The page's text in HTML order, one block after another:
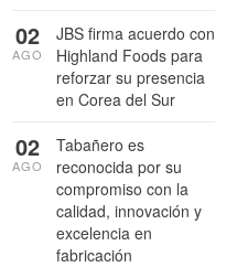
JBS firma acuerdo con
Highland Foods para
reforzar su presencia
en Corea del Sur
02
AGO
Tabañero es
reconocida por su
compromiso con la
calidad, innovación y
excelencia en
fabricación
02
AGO